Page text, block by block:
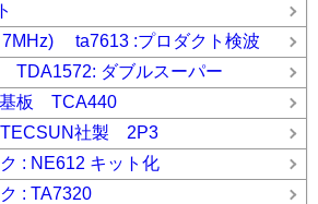
7MHz) ta7613 :プロダクト検波
TDA1572: ダブルスーパー
基板 TCA440
社製 2P3
: NE612 キット化
: TA7320